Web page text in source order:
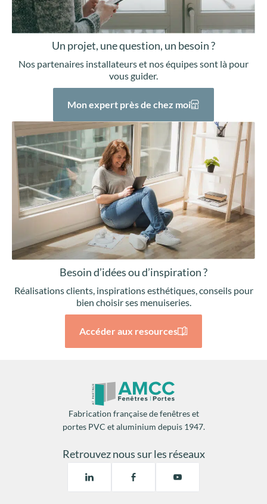
Un projet, une question, un besoin ?
Nos partenaires installateurs et nos équipes sont là pour
vous guider.
Mon expert près de chez moi
Besoin d’idées ou d’inspiration ?
Réalisations clients, inspirations esthétiques, conseils pour
bien choisir ses menuiseries.
Accéder aux resources
Fabrication française de fenêtres et
portes PVC et aluminium depuis 1947.
Retrouvez nous sur les réseaux